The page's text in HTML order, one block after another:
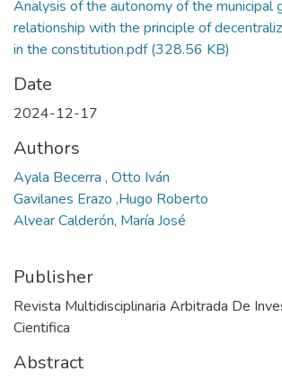
Analysis of the autonomy of the municipal
relationship with the principle of
in the constitution.pdf(328.56 KB)
Date
2024-12-17
Authors
Ayala Becerra , Otto Iván
Gavilanes Erazo ,Hugo Roberto
Alvear Calderón, María José
Publisher
Revista Multidisciplinaria Arbitrada De
Cientifica
Abstract